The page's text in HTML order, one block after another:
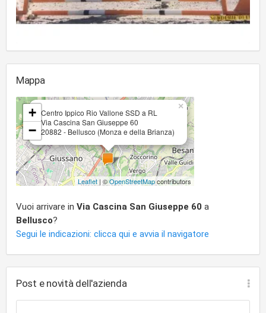
Mappa
Centro Ippico Rio Vallone SSD a RL
Via Cascina San Giuseppe 60
20882 - Bellusco (Monza e della Brianza)
×
+
−
Leaflet| ©OpenStreetMapcontributors
Vuoi arrivare in Via Cascina San Giuseppe 60 a
Bellusco?
Segui le indicazioni: clicca qui e avvia il navigatore
Post e novità dell'azienda